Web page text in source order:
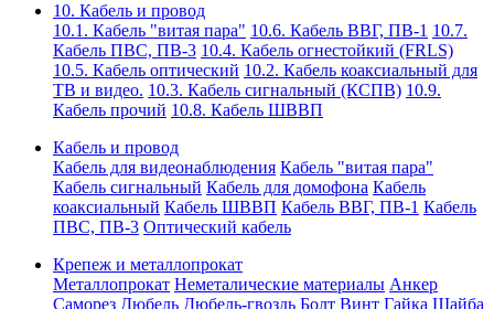
10. Кабель и провод
10.1. Кабель "витая пара" 10.6. Кабель ВВГ, ПВ-1 10.7.
Кабель ПВС, ПВ-3 10.4. Кабель огнестойкий (FRLS)
10.5. Кабель оптический 10.2. Кабель коаксиальный для
ТВ и видео. 10.3. Кабель сигнальный (КСПВ) 10.9.
Кабель прочий 10.8. Кабель ШВВП
Кабель и провод
Кабель для видеонаблюдения Кабель "витая пара"
Кабель сигнальный Кабель для домофона Кабель
коаксиальный Кабель ШВВП Кабель ВВГ, ПВ-1 Кабель
ПВС, ПВ-3 Оптический кабель
Крепеж и металлопрокат
Металлопрокат Неметалические материалы Анкер
Саморез Дюбель Дюбель-гвоздь Болт Винт Гайка Шайба